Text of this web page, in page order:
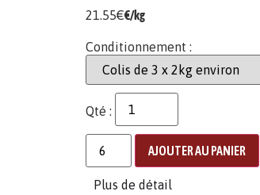
21.55€€/kg
Conditionnement :
Qté :
AJOUTER AU PANIER
Plus de détail